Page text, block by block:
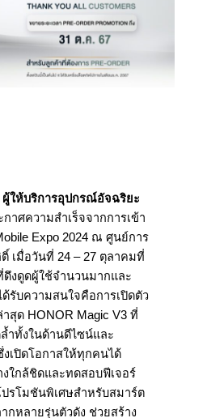
ผู้ให้บริการอุปกรณ์อัจฉริยะ
กาศความสำเร็จจากการเข้า
Expo 2024 ณ ศูนย์การ
เมื่อวันที่ 24 – 27 ตุลาคมที่
งดูดผู้ใช้จำนวนมากและ
รับความสนใจคือการเปิดตัว
สุด HONOR Magic V3 ที่
ำทั้งในด้านดีไซน์และ
เปิดโอกาสให้ทุกคนได้
งใกล้ชิดและทดสอบฟีเจอร์
ปรโมชันพิเศษสำหรับสมาร์ต
กหลายรุ่นตัวดัง ช่วยสร้าง